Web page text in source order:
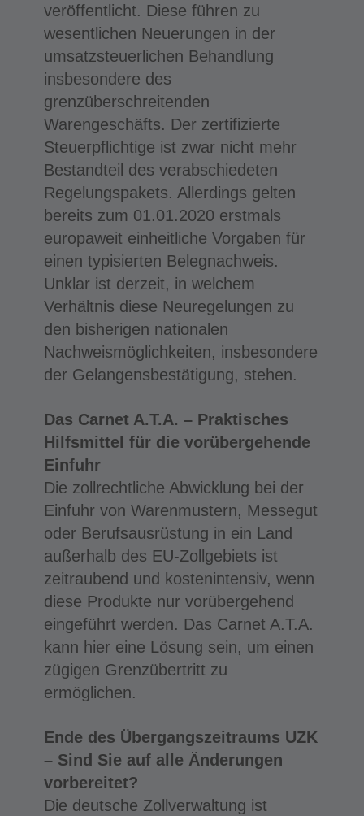
veröffentlicht. Diese führen zu
wesentlichen Neuerungen in der
umsatzsteuerlichen Behandlung
insbesondere des
grenzüberschreitenden
Warengeschäfts. Der zertifizierte
Steuerpflichtige ist zwar nicht mehr
Bestandteil des verabschiedeten
Regelungspakets. Allerdings gelten
bereits zum 01.01.2020 erstmals
europaweit einheitliche Vorgaben für
einen typisierten Belegnachweis.
Unklar ist derzeit, in welchem
Verhältnis diese Neuregelungen zu
den bisherigen nationalen
Nachweismöglichkeiten, insbesondere
der Gelangensbestätigung, stehen.
Das Carnet A.T.A. – Praktisches
Hilfsmittel für die vorübergehende
Einfuhr
Die zollrechtliche Abwicklung bei der
Einfuhr von Warenmustern, Messegut
oder Berufsausrüstung in ein Land
außerhalb des EU-Zollgebiets ist
zeitraubend und kostenintensiv, wenn
diese Produkte nur vorübergehend
eingeführt werden. Das Carnet A.T.A.
kann hier eine Lösung sein, um einen
zügigen Grenzübertritt zu
ermöglichen.
Ende des Übergangszeitraums UZK
– Sind Sie auf alle Änderungen
vorbereitet?
Die deutsche Zollverwaltung ist